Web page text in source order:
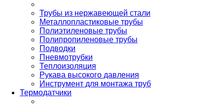
Трубы из нержавеющей стали
Металлопластиковые трубы
Полиэтиленовые трубы
Полипропиленовые трубы
Подводки
Пневмотрубки
Теплоизоляция
Рукава высокого давления
Инструмент для монтажа труб
Термодатчики